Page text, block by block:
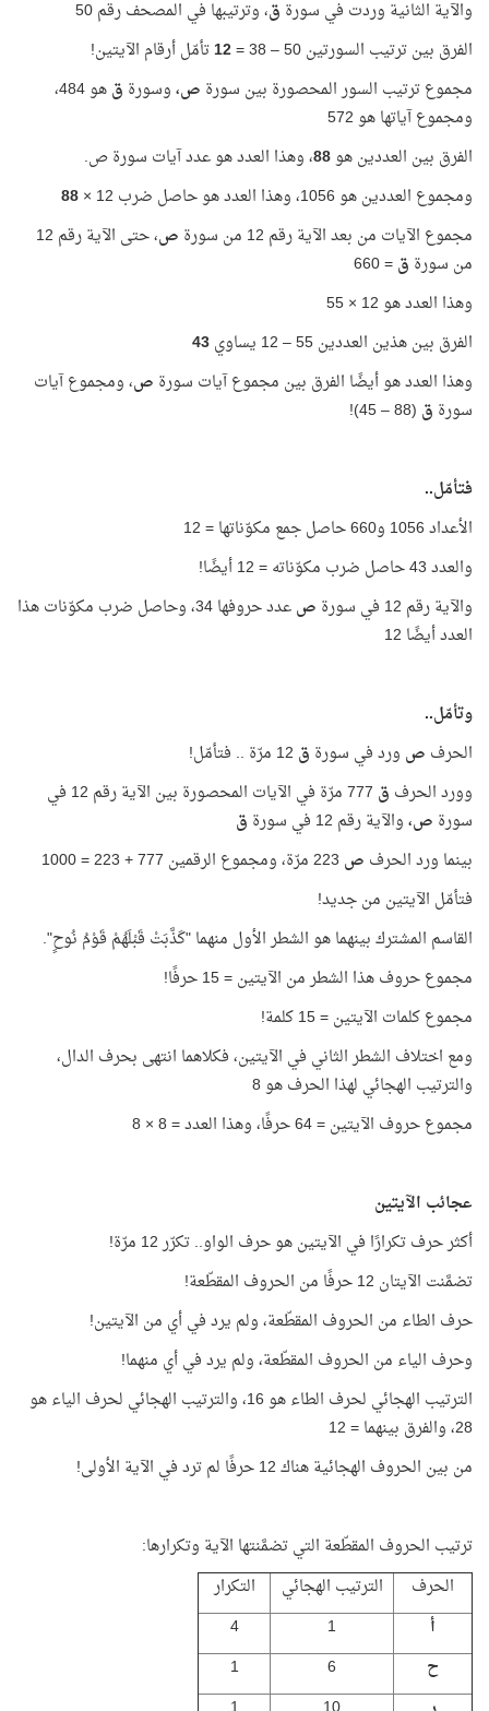
والآية الثانية وردت في سورة ق، وترتيبها في المصحف رقم 50
الفرق بين ترتيب السورتين 50 – 38 =
12تأمّل أرقام الآيتين!
مجموع ترتيب السور المحصورة بين سورة ص،وسورة ق
هو 484،
ومجموع آياتها هو 572
الفرق بين العددين هو88، وهذا العدد هو عدد آيات سورة ص.
ومجموع العددين هو 1056، وهذا العدد هو حاصل ضرب 12 ×
88
مجموع الآيات من بعد الآية رقم 12 من سورة
ص
، حتى الآية رقم 12
من سورة ق= 660
وهذا العدد هو 12 × 55
الفرق بين هذين العددين 55 – 12 يساوي
43
وهذا العدد هو أيضًا الفرق بين مجموع آيات سورة ص، ومجموع آيات
سورة ق (88 – 45)!
فتأمّل..
الأعداد 1056 و660 حاصل جمع مكوّناتها = 12
والعدد 43 حاصل ضرب مكوّناته = 12 أيضًا!
والآية رقم 12 في سورة
ص
عدد حروفها 34، وحاصل ضرب مكوّنات هذا
العدد أيضًا 12
وتأمّل..
الحرف ص ورد في سورة ق
وورد الحرف ق
777 مرّة في الآيات المحصورة بين الآية رقم 12 في
سورة ص،والآية رقم 12 في سورة
ق
بينما ورد الحرف ص
فتأمّل الآيتين من جديد!
القاسم المشترك بينهما هو الشطر الأول منهما "كَذَّبَتْ قَبْلَهُمْ قَوْمُ نُوحٍ".
مجموع حروف هذا الشطر من الآيتين = 15 حرفًا!
مجموع كلمات الآيتين = 15 كلمة!
ومع اختلاف الشطر الثاني في الآيتين، فكلاهما انتهى بحرف الدال،
والترتيب الهجائي لهذا الحرف هو 8
مجموع حروف الآيتين = 64 حرفًا، وهذا العدد = 8 × 8
عجائب الآيتين
أكثر حرف تكرارًا في الآيتين هو حرف الواو.. تكرّر 12 مرّة!
تضمَّنت الآيتان 12 حرفًا من الحروف المقطّعة!
حرف الطاء من الحروف المقطّعة، ولم يرد في أي من الآيتين!
وحرف الياء من الحروف المقطّعة، ولم يرد في أي منهما!
الترتيب الهجائي لحرف الطاء هو 16، والترتيب الهجائي لحرف الياء هو
28، والفرق بينهما = 12
من بين الحروف الهجائية هناك 12 حرفًا لم ترد في الآية الأولى!
ترتيب الحروف المقطّعة التي تضمَّنتها الآية وتكرارها:
الحرف
الترتيب الهجائي
التكرار
أ
1
4
ح
6
1